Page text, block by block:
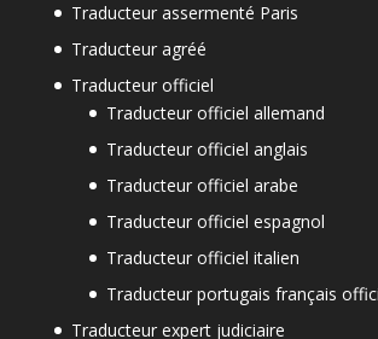
Traducteur assermenté Paris
Traducteur agréé
Traducteur officiel
Traducteur officiel allemand
Traducteur officiel anglais
Traducteur officiel arabe
Traducteur officiel espagnol
Traducteur officiel italien
Traducteur portugais français
Traducteur expert judiciaire